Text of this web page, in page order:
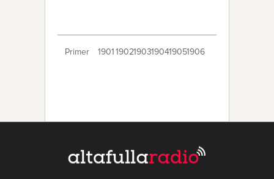
Primer 1901 19021903190419051906
1915 1916 1917 1918 1919 Últim